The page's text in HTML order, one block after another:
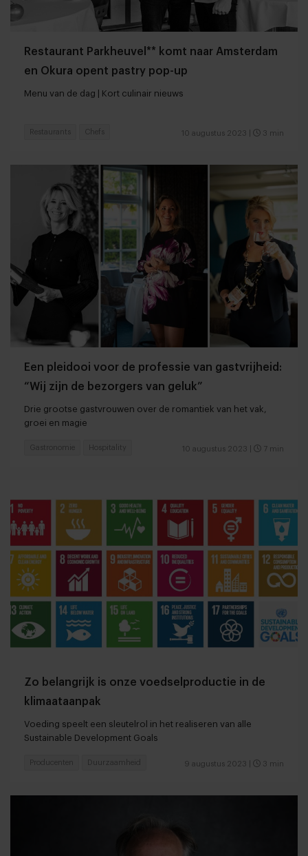
Restaurant Parkheuvel** komt naar Amsterdam
en Okura opent pastry pop-up
Menu van de dag | Kort culinair nieuws
10 augustus 2023 3 min
Restaurants Chefs
Een pleidooi voor de professie van gastvrijheid:
“Wij zijn de bezorgers van geluk”
Drie grootse gastvrouwen over de romantiek van het vak,
groei en magie
10 augustus 2023 7 min
Gastronomie Hospitality
Zo belangrijk is onze voedselproductie in de
klimaataanpak
Voeding speelt een sleutelrol in het realiseren van alle
Sustainable Development Goals
9 augustus 2023 3 min
Producenten Duurzaamheid